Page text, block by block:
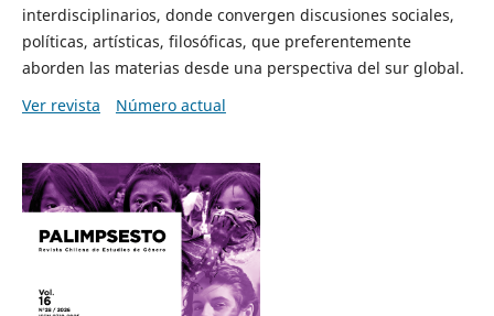
interdisciplinarios, donde convergen discusiones sociales,
políticas, artísticas, filosóficas, que preferentemente
aborden las materias desde una perspectiva del sur global.
Ver revista
Número actual